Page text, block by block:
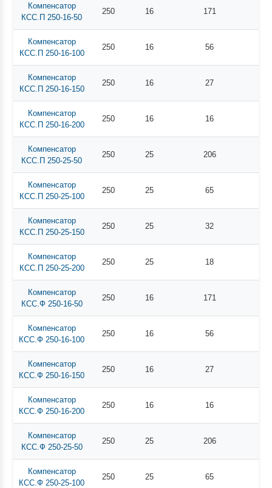
Компенсатор
КСС.П 250-16-50
250 16 171
Компенсатор
КСС.П 250-16-100
250 16 56
Компенсатор
КСС.П 250-16-150
250 16 27
Компенсатор
КСС.П 250-16-200
250 16 16
Компенсатор
КСС.П 250-25-50
250 25 206
Компенсатор
КСС.П 250-25-100
250 25 65
Компенсатор
КСС.П 250-25-150
250 25 32
Компенсатор
КСС.П 250-25-200
250 25 18
Компенсатор
КСС.Ф 250-16-50
250 16 171
Компенсатор
КСС.Ф 250-16-100
250 16 56
Компенсатор
КСС.Ф 250-16-150
250 16 27
Компенсатор
КСС.Ф 250-16-200
250 16 16
Компенсатор
КСС.Ф 250-25-50
250 25 206
Компенсатор
КСС.Ф 250-25-100
250 25 65